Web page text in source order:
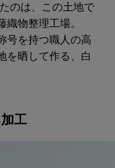
のは、この土地で
物整理工場。
号を持つ職人の高
を晒して作る、白
工